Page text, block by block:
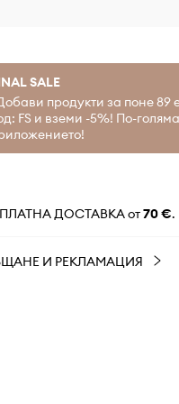
SALE
продукти за поне 89
FS и вземи -5%! По-
ДОСТАВКА от70 €.
И РЕКЛАМАЦИЯ